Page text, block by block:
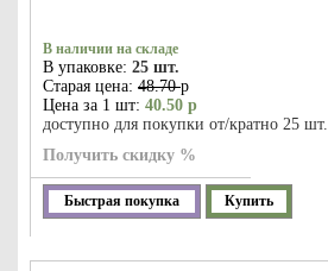
В наличии на складе
В упаковке: 25 шт.
Старая цена: 48.70р
Цена за 1 шт: 40.50 р
доступно для покупки от/кратно 25 шт.
Получить скидку %
Быстрая покупка Купить